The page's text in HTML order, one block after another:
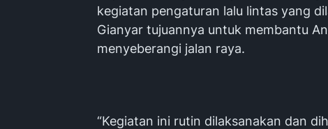
kegiatan pengaturan lalu lintas yang
Gianyar tujuannya untuk membantu
menyeberangi jalan raya.
“Kegiatan ini rutin dilaksanakan dan